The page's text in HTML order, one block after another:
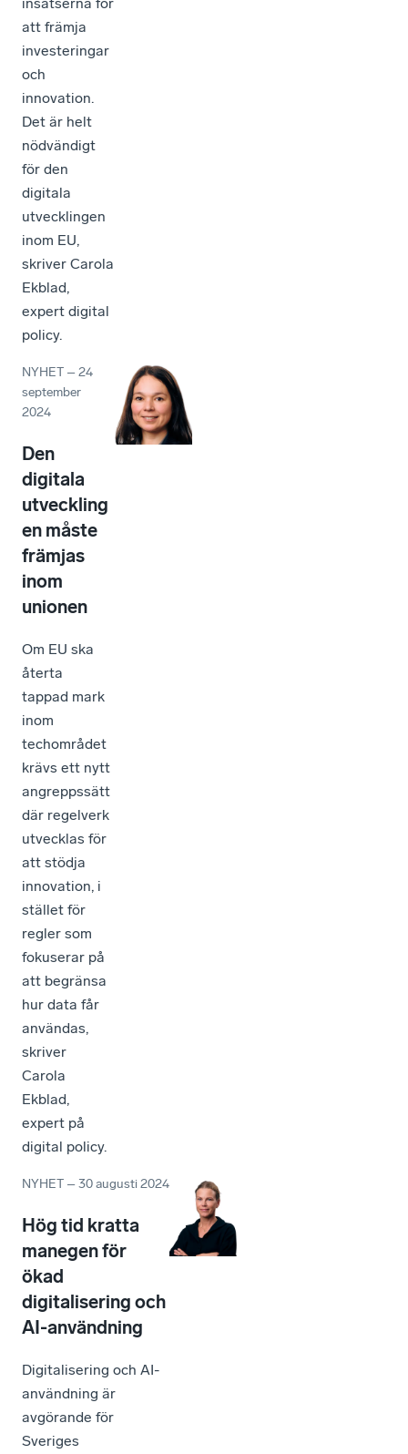
att främja
investeringar
och
innovation.
Det är helt
nödvändigt
för den
digitala
utvecklingen
inom EU,
skriver Carola
Ekblad,
expert digital
policy.
NYHET –24
september
2024
Den
digitala
utveckling
en måste
främjas
inom
unionen
Om EU ska
återta
tappad mark
inom
techområdet
krävs ett nytt
angreppssätt
där regelverk
utvecklas för
att stödja
innovation, i
stället för
regler som
fokuserar på
att begränsa
hur data får
användas,
skriver
Carola
Ekblad,
expert på
digital policy.
NYHET –30 augusti 2024
Hög tid kratta
manegen för
ökad
digitalisering och
AI-användning
Digitalisering och AI-
användning är
avgörande för
Sveriges